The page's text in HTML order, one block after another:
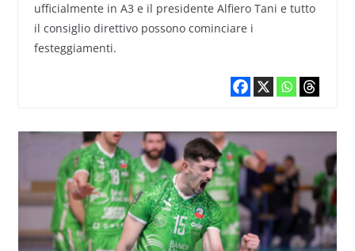
ufficialmente in A3 e il presidente Alfiero Tani e tutto
il consiglio direttivo possono cominciare i
festeggiamenti.